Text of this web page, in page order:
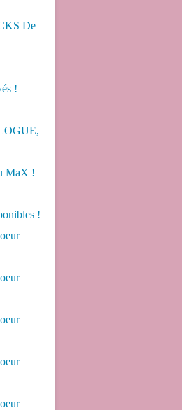
De
!
MaX !
!